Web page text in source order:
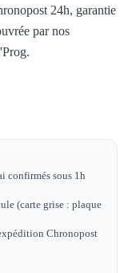
24h, garantie
par nos
confirmés sous 1h
(carte grise : plaque
Chronopost